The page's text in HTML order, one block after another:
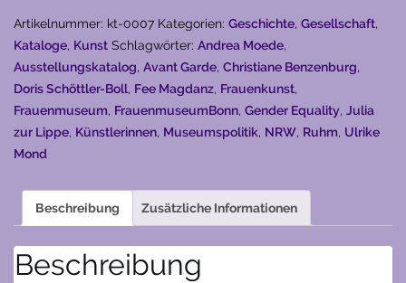
Künstlerinnen
in
Nordrhein-
Westfälischen
Museen
(1997)
Menge
Artikelnummer: kt-0007 Kategorien: Geschichte, Gesellschaft,
Kataloge, Kunst Schlagwörter: Andrea Moede,
Ausstellungskatalog, Avant Garde, Christiane Benzenburg,
Doris Schöttler-Boll, Fee Magdanz, Frauenkunst,
Frauenmuseum, FrauenmuseumBonn, Gender Equality, Julia
zur Lippe, Künstlerinnen, Museumspolitik, NRW, Ruhm, Ulrike
Mond
Beschreibung Zusätzliche Informationen
Beschreibung